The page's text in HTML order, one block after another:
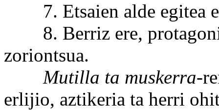
7. Etsaien alde egitea
8. Berriz ere,
zoriontsua.
Mutilla ta muskerra-
erlijio, aztikeria ta herri